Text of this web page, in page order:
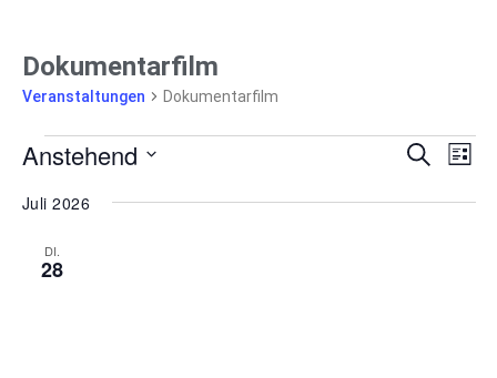
Dokumentarfilm
Veranstaltungen Dokumentarfilm
und
Suche
Liste
Anstehend
wählen.
Juli 2026
DI.
28